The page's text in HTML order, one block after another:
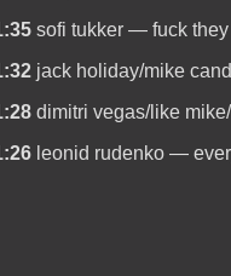
sofi tukker — fuck they
jack holiday/mike
dimitri vegas/like
leonid rudenko —